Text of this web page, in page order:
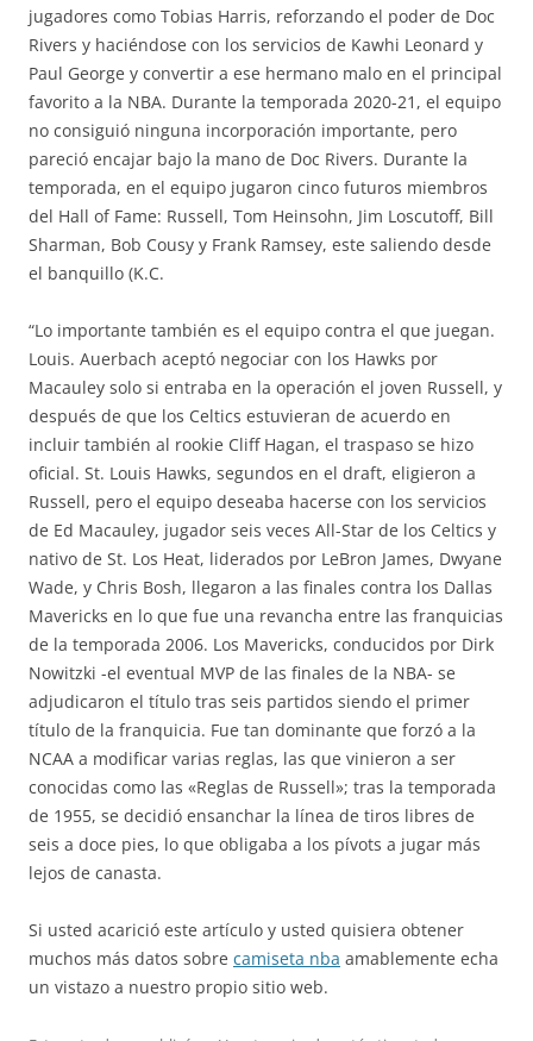
jugadores como Tobias Harris, reforzando el poder de Doc
Rivers y haciéndose con los servicios de Kawhi Leonard y
Paul George y convertir a ese hermano malo en el principal
favorito a la NBA. Durante la temporada 2020-21, el equipo
no consiguió ninguna incorporación importante, pero
pareció encajar bajo la mano de Doc Rivers. Durante la
temporada, en el equipo jugaron cinco futuros miembros
del Hall of Fame: Russell, Tom Heinsohn, Jim Loscutoff, Bill
Sharman, Bob Cousy y Frank Ramsey, este saliendo desde
el banquillo (K.C.
“Lo importante también es el equipo contra el que juegan.
Louis. Auerbach aceptó negociar con los Hawks por
Macauley solo si entraba en la operación el joven Russell, y
después de que los Celtics estuvieran de acuerdo en
incluir también al rookie Cliff Hagan, el traspaso se hizo
oficial. St. Louis Hawks, segundos en el draft, eligieron a
Russell, pero el equipo deseaba hacerse con los servicios
de Ed Macauley, jugador seis veces All-Star de los Celtics y
nativo de St. Los Heat, liderados por LeBron James, Dwyane
Wade, y Chris Bosh, llegaron a las finales contra los Dallas
Mavericks en lo que fue una revancha entre las franquicias
de la temporada 2006. Los Mavericks, conducidos por Dirk
Nowitzki -el eventual MVP de las finales de la NBA- se
adjudicaron el título tras seis partidos siendo el primer
título de la franquicia. Fue tan dominante que forzó a la
NCAA a modificar varias reglas, las que vinieron a ser
conocidas como las «Reglas de Russell»; tras la temporada
de 1955, se decidió ensanchar la línea de tiros libres de
seis a doce pies, lo que obligaba a los pívots a jugar más
lejos de canasta.
Si usted acarició este artículo y usted quisiera obtener
muchos más datos sobre camiseta nba amablemente echa
un vistazo a nuestro propio sitio web.